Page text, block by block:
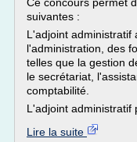
suivantes :
L'adjoint administratif
l'administration, des
telles que la gestion
le secrétariat,
comptabilité.
L'adjoint administratif
Lire la suite